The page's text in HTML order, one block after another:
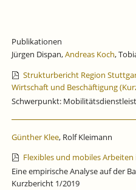
Publikationen
Jürgen Dispan,Andreas Koch,
Strukturbericht Region
Wirtschaft und Beschäftigung
Schwerpunkt:
Günther Klee, Rolf Kleimann
Flexibles und mobiles
Eine empirische Analyse auf der
Kurzbericht 1/2019